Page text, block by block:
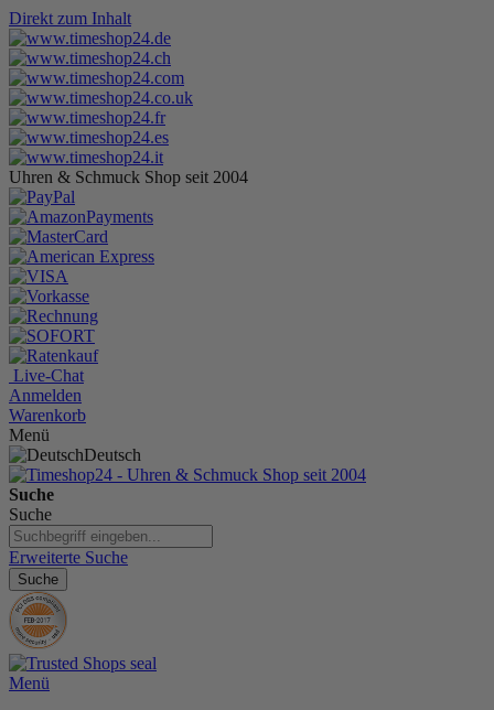
Direkt zum Inhalt
Uhren & Schmuck Shop seit 2004
Live-Chat
Anmelden
Warenkorb
Menü
Deutsch
Suche
Suche
Erweiterte Suche
Suche
Menü